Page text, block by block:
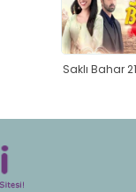
Saklı Bahar